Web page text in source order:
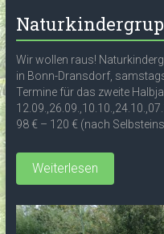
Wir wollen raus!
in Bonn-Dransdorf,
Termine für das zweite
98 € – 120 € (nach
Weiterlesen